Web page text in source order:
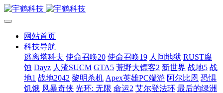
网站首页
科技导航
逃离塔科夫 使命召唤20 使命召唤19 人间地狱 RUST腐
蚀 Dayz 人渣SUCM GTA5 荒野大镖客2 新世界 战地5 战
地1 战地2042 黎明杀机 Apex英雄PC端游 阿尔比恩 恐惧
饥饿 风暴奇侠 光环: 无限 命运2 艾尔登法环 最后的绿洲